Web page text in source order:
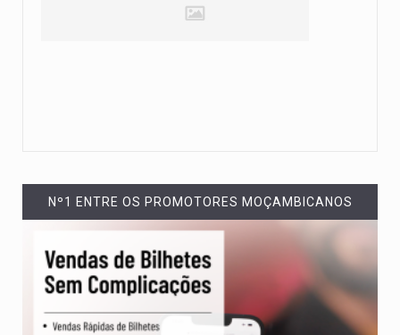
Nº1 ENTRE OS PROMOTORES MOÇAMBICANOS